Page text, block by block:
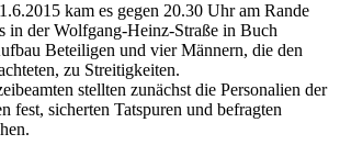
kam es gegen 20.30 Uhr am Rande
in der Wolfgang-Heinz-Straße in Buch
Beteiligen und vier Männern, die den
zu Streitigkeiten.
stellten zunächst die Personalien der
fest, sicherten Tatspuren und befragten